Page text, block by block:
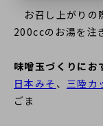
お召し上がりの
200ccのお湯を注
味噌玉づくりにお
日本みそ 、 三陸カ
ごま